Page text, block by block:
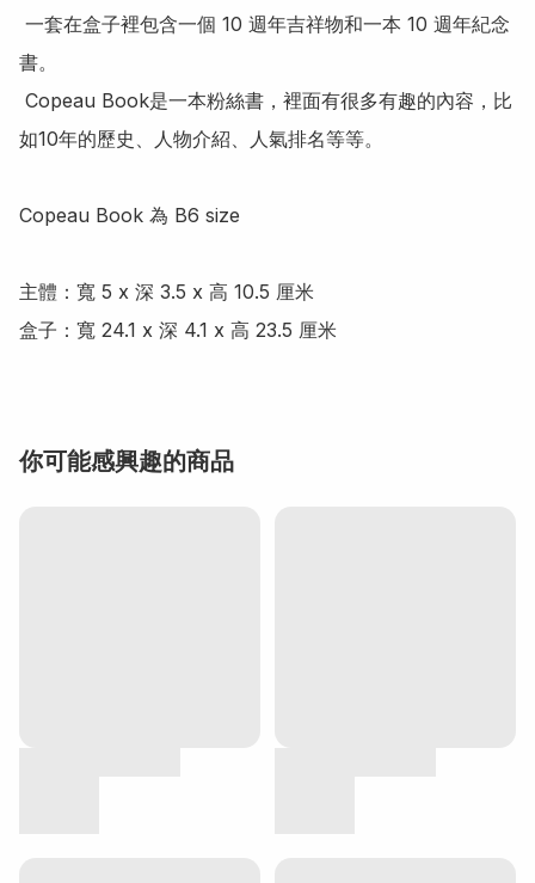
書。
如10年的歷史、人物介紹、人氣排名等等。
Copeau Book 為 B6 size
主體：寬 5 x 深 3.5 x 高 10.5 厘米
盒子：寬 24.1 x 深 4.1 x 高 23.5 厘米
你可能感興趣的商品